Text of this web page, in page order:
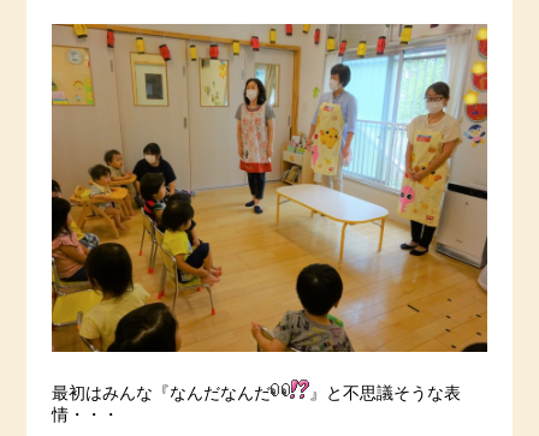
最初はみんな『なんだなんだ
』と不思議そうな表
情・・・